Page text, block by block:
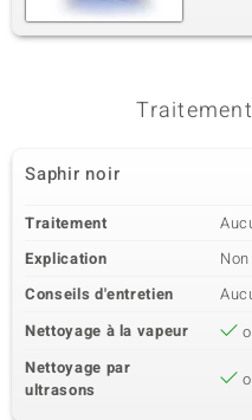
Saphir noir
Traitement
Explication
Conseils d'entretien
Nettoyage à la vapeur
Nettoyage par
ultrasons